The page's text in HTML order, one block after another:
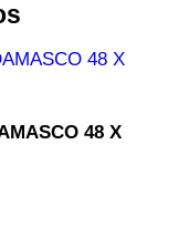
48 X